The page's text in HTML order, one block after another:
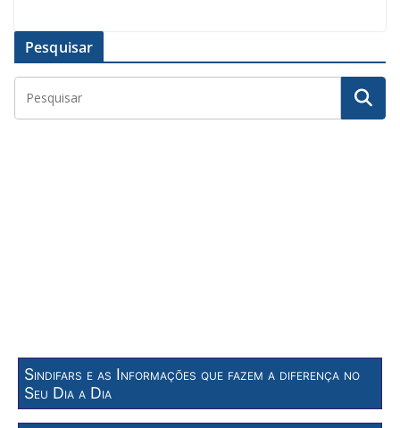
Pesquisar
Sindifars e as Informações que fazem a diferença no
Seu Dia a Dia